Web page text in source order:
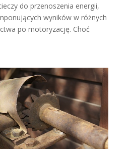
do przenoszenia energii,
wyników w różnych
po motoryzację. Choć